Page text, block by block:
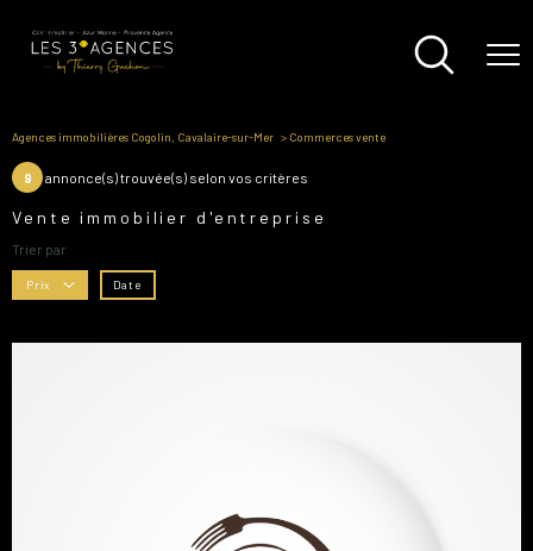
Agences immobilières Cogolin, Cavalaire-sur-Mer Commerces vente
9 annonce(s) trouvée(s) selon vos critères
Vente immobilier d'entreprise
Trier par
Prix Date